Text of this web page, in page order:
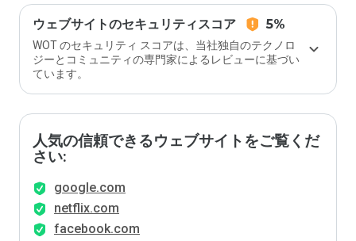
ウェブサイトのセキュリティスコア 5%
WOT のセキュリティ スコアは、当社独自のテクノロ
ジーとコミュニティの専門家によるレビューに基づい
ています。
人気の信頼できるウェブサイトをご覧くだ
さい:
google.com
netflix.com
facebook.com
どの
よう
に評
価し
ます
か？